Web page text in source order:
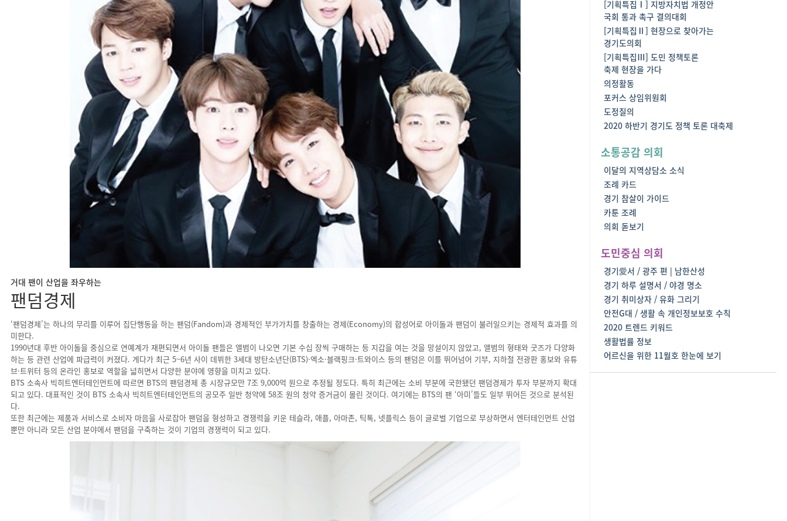
거대 팬이 산업을 좌우하는
팬덤경제
‘팬덤경제’는 하나의 무리를 이루어 집단행동을 하는 팬덤(Fandom)과 경제적인 부가가치를 창출하는 경제(Economy)의 합성어로 아이돌과 팬덤이 불러일으키는 경제적 효과를 의
미한다.
1990년대 후반 아이돌을 중심으로 연예계가 재편되면서 아이돌 팬들은 앨범이 나오면 기본 수십 장씩 구매하는 등 지갑을 여는 것을 망설이지 않았고, 앨범의 형태와 굿즈가 다양화
하는 등 관련 산업에 파급력이 커졌다. 게다가 최근 5~6년 사이 데뷔한 3세대 방탄소년단(BTS)·엑소·블랙핑크·트와이스 등의 팬덤은 이를 뛰어넘어 기부, 지하철 전광판 홍보와 유튜
브·트위터 등의 온라인 홍보로 역할을 넓히면서 다양한 분야에 영향을 미치고 있다.
BTS 소속사 빅히트엔터테인먼트에 따르면 BTS의 팬덤경제 총 시장규모만 7조 9,000억 원으로 추정될 정도다. 특히 최근에는 소비 부분에 국한됐던 팬덤경제가 투자 부분까지 확대
되고 있다. 대표적인 것이 BTS 소속사 빅히트엔터테인먼트의 공모주 일반 청약에 58조 원의 청약 증거금이 몰린 것이다. 여기에는 BTS의 팬 ‘아미’들도 일부 뛰어든 것으로 분석된
다.
또한 최근에는 제품과 서비스로 소비자 마음을 사로잡아 팬덤을 형성하고 경쟁력을 키운 테슬라, 애플, 아마존, 틱톡, 넷플릭스 등이 글로벌 기업으로 부상하면서 엔터테인먼트 산업
뿐만 아니라 모든 산업 분야에서 팬덤을 구축하는 것이 기업의 경쟁력이 되고 있다.
[기획특집Ⅰ] 지방자치법 개정안
국회 통과 촉구 결의대회
[기획특집Ⅱ] 현장으로 찾아가는
경기도의회
[기획특집Ⅲ] 도민 정책토론
축제 현장을 가다
의정활동
포커스 상임위원회
도정질의
2020 하반기 경기도 정책 토론 대축제
소통공감 의회
이달의 지역상담소 소식
조례 카드
경기 참살이 가이드
카툰 조례
의회 돋보기
도민중심 의회
경기愛서 / 광주 편 | 남한산성
경기 하루 설명서 / 야경 명소
경기 취미상자 / 유화 그리기
안전G대 / 생활 속 개인정보보호 수칙
2020 트렌드 키워드
생활법률 정보
어르신을 위한 11월호 한눈에 보기